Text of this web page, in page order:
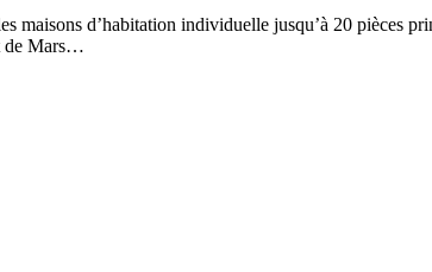
maisons d’habitation individuelle jusqu’à 20
de Mars…